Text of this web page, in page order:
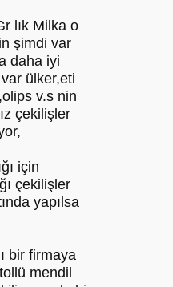
lık Milka o
şimdi var
daha iyi
ülker,eti
v.s nin
çekilişler
için
çekilişler
yapılsa
bir firmaya
mendil